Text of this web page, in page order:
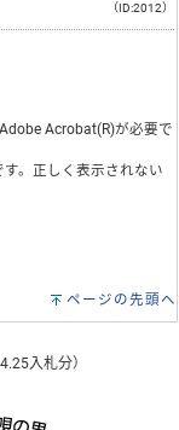
（ID:2012）
Adobe Acrobat(R)が必要で
す。正しく表示されない
ページの先頭へ
入札分）